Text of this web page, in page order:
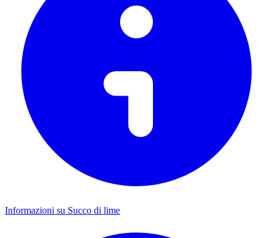
Informazioni su Succo di lime